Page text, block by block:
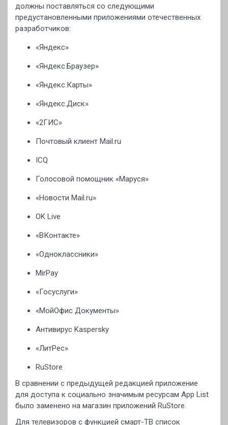
должны поставляться со следующими
предустановленными приложениями отечественных
разработчиков:
«Яндекс»
«Яндекс.Браузер»
«Яндекс.Карты»
«Яндекс.Диск»
«2ГИС»
Почтовый клиент Mail.ru
ICQ
Голосовой помощник «Маруся»
«Новости Mail.ru»
OK Live
«ВКонтакте»
«Одноклассники»
MirPay
«Госуслуги»
«МойОфис Документы»
Антивирус Kaspersky
«ЛитРес»
RuStore
В сравнении с предыдущей редакцией приложение
для доступа к социально значимым ресурсам App List
было заменено на магазин приложений RuStore.
Для телевизоров с функцией смарт-ТВ список